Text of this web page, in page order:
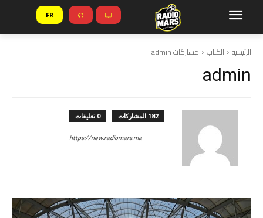
FR
الرئيسية الكتاب مشاركات admin
admin
182 المشاركات 0 تعليقات
https://new.radiomars.ma